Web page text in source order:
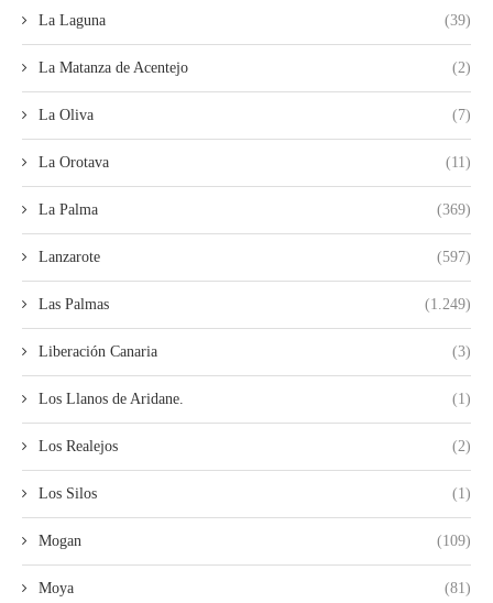
La Laguna (39)
La Matanza de Acentejo (2)
La Oliva (7)
La Orotava (11)
La Palma (369)
Lanzarote (597)
Las Palmas (1.249)
Liberación Canaria (3)
Los Llanos de Aridane. (1)
Los Realejos (2)
Los Silos (1)
Mogan (109)
Moya (81)